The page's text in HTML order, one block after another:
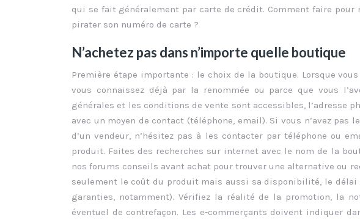
qui se fait généralement par carte de crédit. Comment faire pour
pirater son numéro de carte ?
N’achetez pas dans n’importe quelle boutique
Première étape importante : le choix de la boutique. Lorsque
vous connaissez déjà par la renommée ou parce que vous
générales et les conditions de vente sont accessibles, l’adresse
avec un moyen de contact (téléphone, email). Si vous n’avez
d’un vendeur, n’hésitez pas à les contacter par téléphone ou
produit. Faites des recherches sur internet avec le nom de la
nos forums conseils avant achat pour trouver une alternative ou
seulement le coût du produit mais aussi sa disponibilité, le délai
garanties, notamment). Vérifiez la réalité de la promotion, la
éventuel de contrefaçon. Les e-commerçants doivent indiquer